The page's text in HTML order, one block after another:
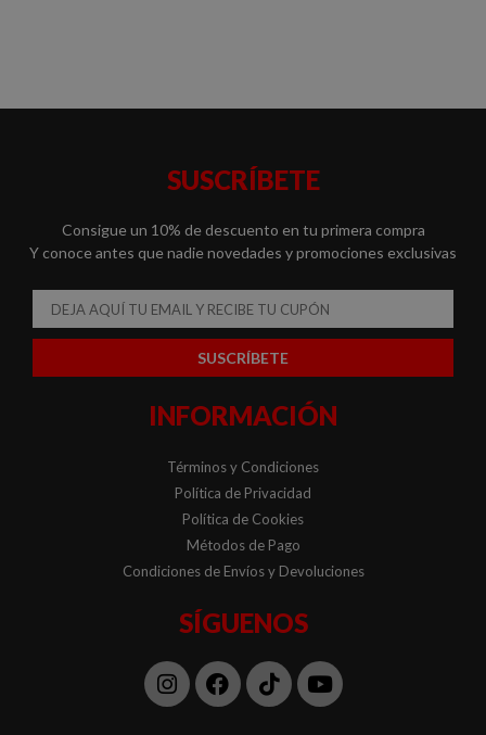
SÍGUENOS
Instagram
Facebook
TiktokYoutube
INFORMACIÓN
Términos y Condiciones
Política de Privacidad
Política de Cookies
Métodos de Pago
Condiciones de Envíos y Devoluciones
SUSCRÍBETE
Consigue un 10% de descuento en tu primera compra
Y conoce antes que nadie novedades y promociones exclusivas
SUSCRÍBETE